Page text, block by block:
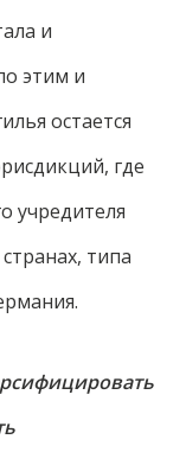
и
этим и
остается
где
учредителя
типа